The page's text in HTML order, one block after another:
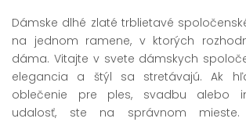
Dámske dlhé zlaté trblietavé
na jednom ramene, v ktorých
dáma. Vitajte v svete dámskych
elegancia a štýl sa stretávajú. Ak
oblečenie pre ples, svadbu alebo
udalosť, ste na správnom mieste.